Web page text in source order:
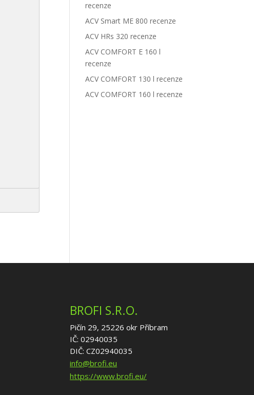
recenze
ACV Smart ME 800 recenze
ACV HRs 320 recenze
ACV COMFORT E 160 l
recenze
ACV COMFORT 130 l recenze
ACV COMFORT 160 l recenze
BROFI S.R.O.
Pičín 29, 25226 okr Příbram
IČ: 02940035
DIČ: CZ02940035
info@brofi.eu
https://www.brofi.eu/